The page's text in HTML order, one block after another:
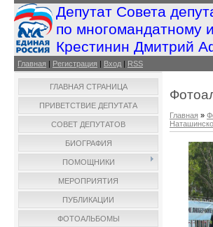
Депутат Совета
по многомандатному
Крестинин Дмитрий
Главная | Регистрация | Вход | RSS
ГЛАВНАЯ СТРАНИЦА
ПРИВЕТСТВИЕ ДЕПУТАТА
СОВЕТ ДЕПУТАТОВ
БИОГРАФИЯ
ПОМОЩНИКИ
МЕРОПРИЯТИЯ
ПУБЛИКАЦИИ
ФОТОАЛЬБОМЫ
Главная »